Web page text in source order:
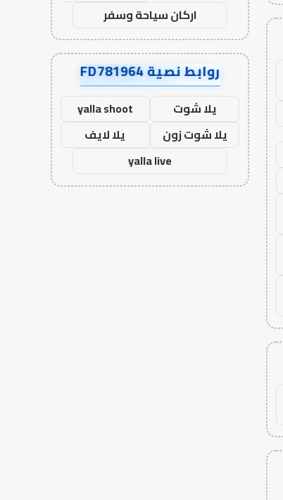
اركان سياحة وسفر
روابط نصية FD781964
يلا شوت
yalla shoot
يلا شوت زون
يلا لايف
yalla live